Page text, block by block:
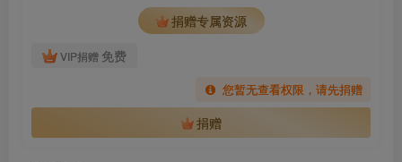
捐赠专属资源
VIP捐赠 免费
您暂无查看权限，请先捐赠
捐赠